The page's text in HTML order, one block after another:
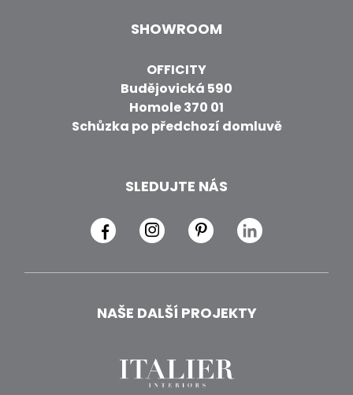
SHOWROOM
OFFICITY
Budějovická 590
Homole 370 01
Schůzka po předchozí domluvě
SLEDUJTE NÁS
NAŠE DALŠÍ PROJEKTY